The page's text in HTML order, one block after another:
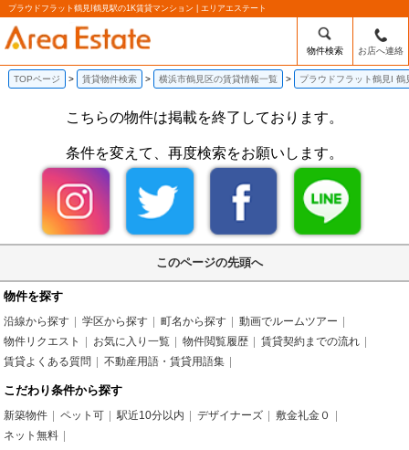
プラウドフラット鶴見I鶴見駅の1K賃貸マンション | エリアエステート
物件検索 お店へ連絡
TOPページ 賃貸物件検索 横浜市鶴見区の賃貸情報一覧 プラウドフラット鶴見I
こちらの物件は掲載を終了しております。
条件を変えて、再度検索をお願いします。
このページの先頭へ
物件を探す
沿線から探す 学区から探す 町名から探す
動画でルームツアー
物件リクエスト
お気に入り一覧 物件閲覧履歴
賃貸契約までの流れ
賃貸よくある質問
不動産用語・賃貸用語集
こだわり条件から探す
新築物件 ペット可 駅近10分以内 デザイナーズ
敷金礼金０
ネット無料